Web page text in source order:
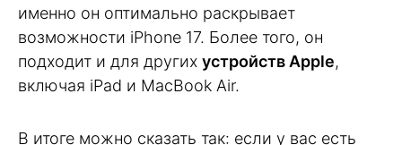
именно он оптимально раскрывает
возможности iPhone 17. Более того, он
подходит и для других устройств Apple,
включая iPad и MacBook Air.
В итоге можно сказать так: если у вас есть